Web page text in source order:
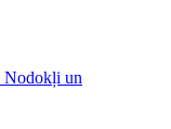
Nodokļi un